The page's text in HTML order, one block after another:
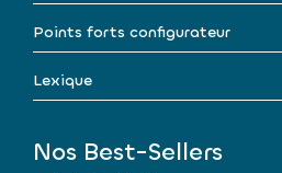
Points forts configurateur
Lexique
Nos Best-Sellers